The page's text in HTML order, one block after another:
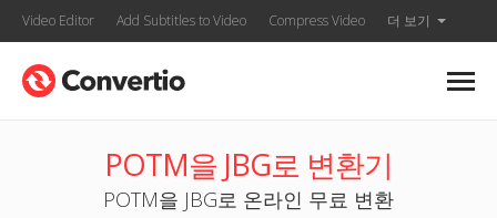
Video Editor Add Subtitles to Video Compress Video 더 보기
POTM을 JBG로 변환기
POTM을 JBG로 온라인 무료 변환